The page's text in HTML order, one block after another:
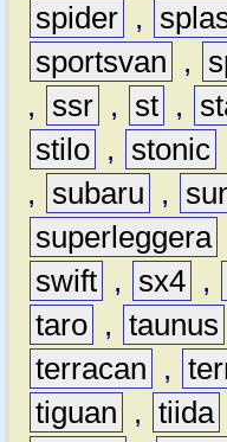
spider ,
sportsvan
,
,
ssr , st ,
stilo , stonic
,
subaru ,
superleggera
swift , sx4 ,
taro , taunus
terracan
,
tiguan
, tiida